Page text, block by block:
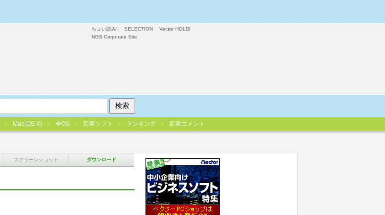
スクリーンショット ダウンロード
ちょい読み! SELECTION
Vector HOLDI
NGS Corporate Site
Mac(OS X) 全OS 新着ソフト ランキング 新着コメント